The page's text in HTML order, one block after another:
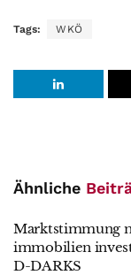
Tags: WKÖ
Ähnliche
Marktstimmung
immobilien
D-DARKS